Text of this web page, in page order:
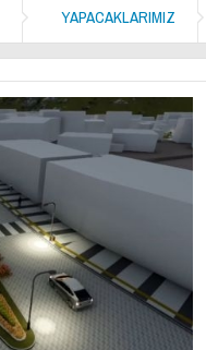
YAPACAKLARIMIZ